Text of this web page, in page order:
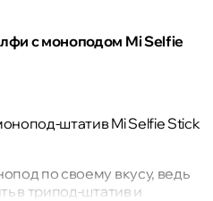
с моноподом Mi Selfie
штатив Mi Selfie Stick
по своему вкусу, ведь
в трипод-штатив и